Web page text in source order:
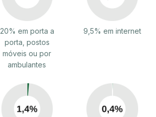
20% em porta a
porta, postos
móveis ou por
ambulantes
9,5% em internet